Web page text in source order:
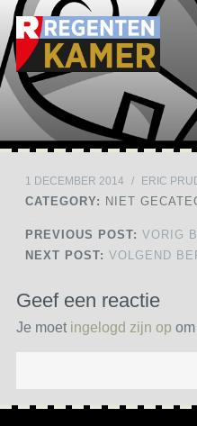
Skip to content
1 DECEMBER 2014 / ERIC
CATEGORY: NIET
PREVIOUS POST: VORIG
NEXT POST: VOLGEND
Geef een reactie
Je moet ingelogd zijn op